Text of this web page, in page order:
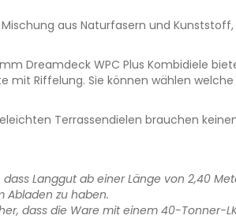
Mischung aus Naturfasern und
Dreamdeck WPC Plus Kombidiele
mit Riffelung. Sie können wählen
Terrassendielen brauchen
Langgut ab einer Länge von 2,40
Abladen zu haben.
dass die Ware mit einem 40-Tonner-